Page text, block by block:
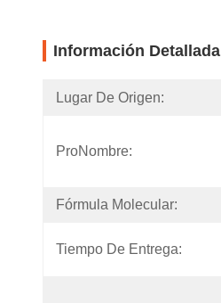
Información Detallada
Lugar De Origen:
ProNombre:
Fórmula Molecular:
Tiempo De Entrega: